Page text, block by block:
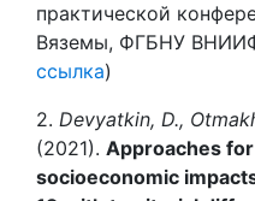
практической
Вязeмы, ФГБНУ
ссылка)
2. Devyatkin, D.,
(2021). Approaches
socioeconomic